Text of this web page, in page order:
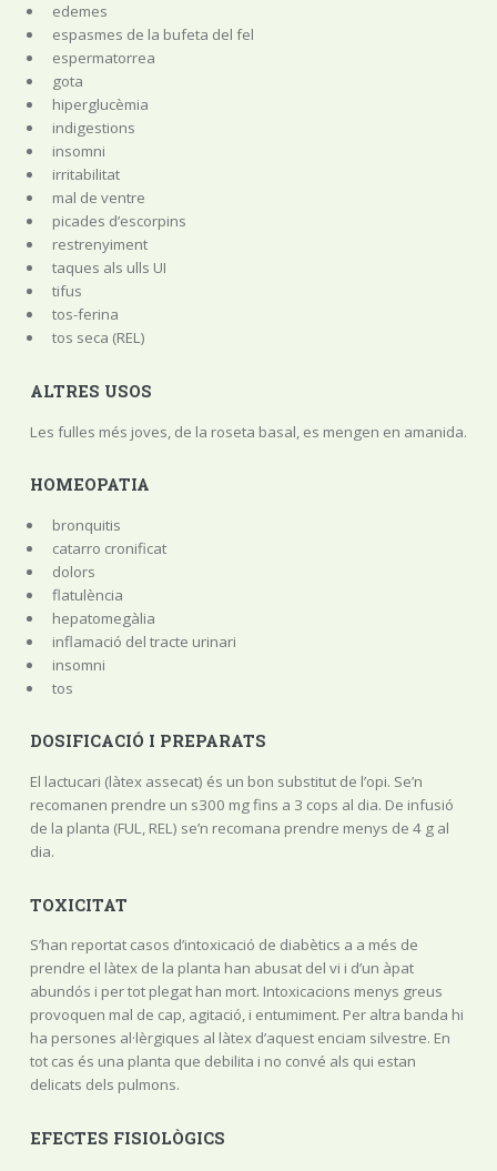
edemes
espasmes de la bufeta del fel
espermatorrea
gota
hiperglucèmia
indigestions
insomni
irritabilitat
mal de ventre
picades d’escorpins
restrenyiment
taques als ulls UI
tifus
tos-ferina
tos seca (REL)
ALTRES USOS
Les fulles més joves, de la roseta basal, es mengen en amanida.
HOMEOPATIA
bronquitis
catarro cronificat
dolors
flatulència
hepatomegàlia
inflamació del tracte urinari
insomni
tos
DOSIFICACIÓ I PREPARATS
El lactucari (làtex assecat) és un bon substitut de l’opi. Se’n
recomanen prendre un s300 mg fins a 3 cops al dia. De infusió
de la planta (FUL, REL) se’n recomana prendre menys de 4 g al
dia.
TOXICITAT
S’han reportat casos d’intoxicació de diabètics a a més de
prendre el làtex de la planta han abusat del vi i d’un àpat
abundós i per tot plegat han mort. Intoxicacions menys greus
provoquen mal de cap, agitació, i entumiment. Per altra banda hi
ha persones al·lèrgiques al làtex d’aquest enciam silvestre. En
tot cas és una planta que debilita i no convé als qui estan
delicats dels pulmons.
EFECTES FISIOLÒGICS